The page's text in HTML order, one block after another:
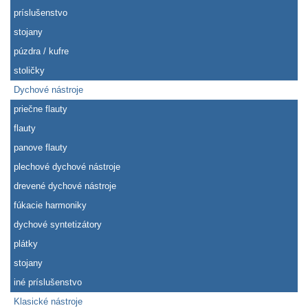
príslušenstvo
stojany
púzdra / kufre
stoličky
Dychové nástroje
priečne flauty
flauty
panove flauty
plechové dychové nástroje
drevené dychové nástroje
fúkacie harmoniky
dychové syntetizátory
plátky
stojany
iné príslušenstvo
Klasické nástroje